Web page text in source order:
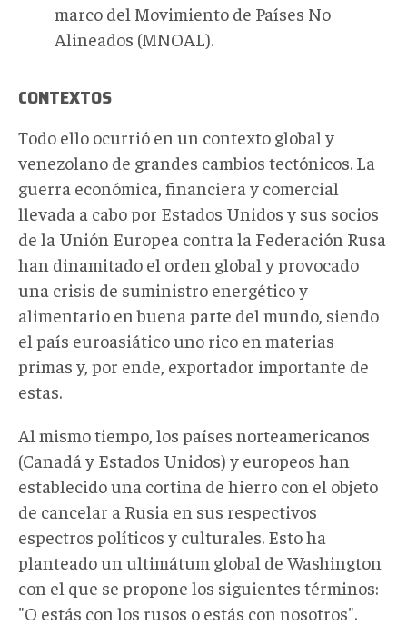
marco del Movimiento de Países No
Alineados (MNOAL).
CONTEXTOS
Todo ello ocurrió en un contexto global y
venezolano de grandes cambios tectónicos. La
guerra económica, financiera y comercial
llevada a cabo por Estados Unidos y sus socios
de la Unión Europea contra la Federación Rusa
han dinamitado el orden global y provocado
una crisis de suministro energético y
alimentario en buena parte del mundo, siendo
el país euroasiático uno rico en materias
primas y, por ende, exportador importante de
estas.
Al mismo tiempo, los países norteamericanos
(Canadá y Estados Unidos) y europeos han
establecido una cortina de hierro con el objeto
de cancelar a Rusia en sus respectivos
espectros políticos y culturales. Esto ha
planteado un ultimátum global de Washington
con el que se propone los siguientes términos:
"O estás con los rusos o estás con nosotros".